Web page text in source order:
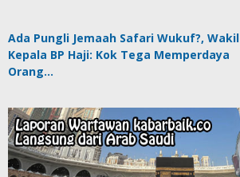
Ada Pungli Jemaah Safari Wukuf?, Wakil
Kepala BP Haji: Kok Tega Memperdaya
Orang…